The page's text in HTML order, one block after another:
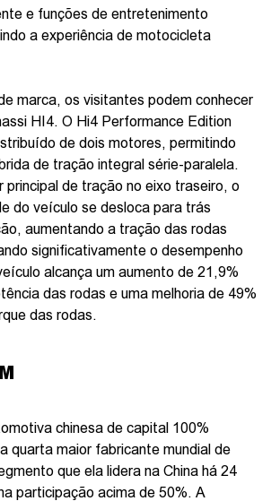
e funções de entretenimento
a experiência de motocicleta
marca, os visitantes podem conhecer
HI4. O Hi4 Performance Edition
de dois motores, permitindo
de tração integral série-paralela.
principal de tração no eixo traseiro, o
do veículo se desloca para trás
aumentando a tração das rodas
significativamente o desempenho
alcança um aumento de 21,9%
das rodas e uma melhoria de 49%
das rodas.
chinesa de capital 100%
quarta maior fabricante mundial de
que ela lidera na China há 24
participação acima de 50%. A